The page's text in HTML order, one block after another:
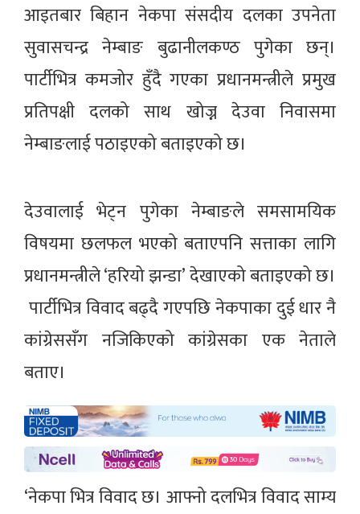
आइतबार बिहान नेकपा संसदीय दलका उपनेता
सुवासचन्द्र नेम्बाङ बुढानीलकण्ठ पुगेका छन्।
पार्टीभित्र कमजोर हुँदै गएका प्रधानमन्त्रीले प्रमुख
प्रतिपक्षी दलको साथ खोज्न देउवा निवासमा
नेम्बाङलाई पठाइएको बताइएको छ।
देउवालाई भेट्न पुगेका नेम्बाङले समसामयिक
विषयमा छलफल भएको बताएपनि सत्ताका लागि
प्रधानमन्त्रीले ‘हरियो झन्डा’ देखाएको बताइएको छ।
पार्टीभित्र विवाद बढ्दै गएपछि नेकपाका दुई धार नै
कांग्रेससँग नजिकिएको कांग्रेसका एक नेताले
बताए।
‘नेकपा भित्र विवाद छ। आफ्नो दलभित्र विवाद साम्य